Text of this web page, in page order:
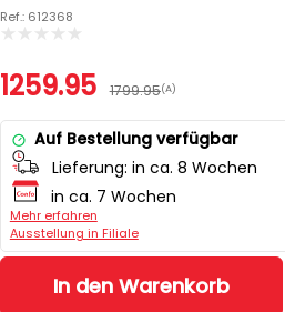
Ref.: 612368
1259.95 1799.95(A)
Auf Bestellung verfügbar
Lieferung: in ca. 8 Wochen
in ca. 7 Wochen
Mehr erfahren
Ausstellung in Filiale
In den Warenkorb